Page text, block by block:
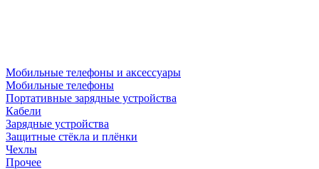
Мобильные телефоны и аксессуары
Мобильные телефоны
Портативные зарядные устройства
Кабели
Зарядные устройства
Защитные стёкла и плёнки
Чехлы
Прочее